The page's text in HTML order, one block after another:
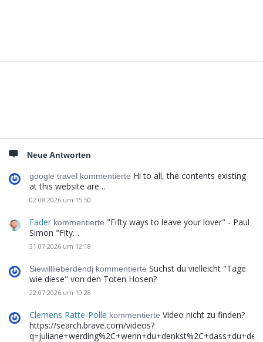
Neue Antworten
google travel kommentierte Hi to all, the contents existing
at this website are…
02.08.2026 um 15:50
Fader kommentierte "Fifty ways to leave your lover" - Paul
Simon "Fity…
31.07.2026 um 12:18
Siewilllieberdendj kommentierte Suchst du vielleicht "Tage
wie diese" von den Toten Hosen?
22.07.2026 um 10:28
Clemens Ratte-Polle kommentierte Video nicht zu finden?
https://search.brave.com/videos?